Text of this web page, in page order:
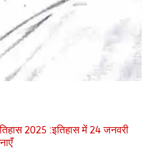
2025 :इतिहास में 24 जनवरी